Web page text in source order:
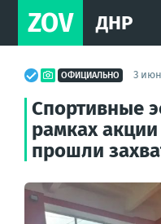
ZOV ДНР
ОФИЦИАЛЬНО 3
Спортивные
рамках
прошли